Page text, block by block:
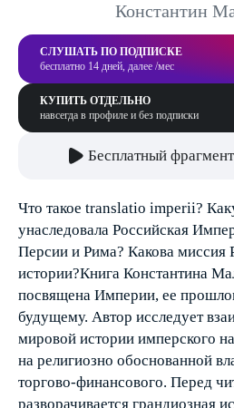
Константин
СЛУШАТЬ ПО ПОДПИСКЕ
бесплатно 14 дней, далее /мес
КУПИТЬ ОТДЕЛЬНО
навсегда в профиле и без подписки
Бесплатный фрагмент
Что такое translatio imperii?
унаследовала Российская
Персии и Рима? Какова миссия
истории?Книга Константина
посвящена Империи, ее
будущему. Автор исследует
мировой истории имперского
на религиозно обоснованной
торгово-финансового. Перед
разворачивается грандиозная